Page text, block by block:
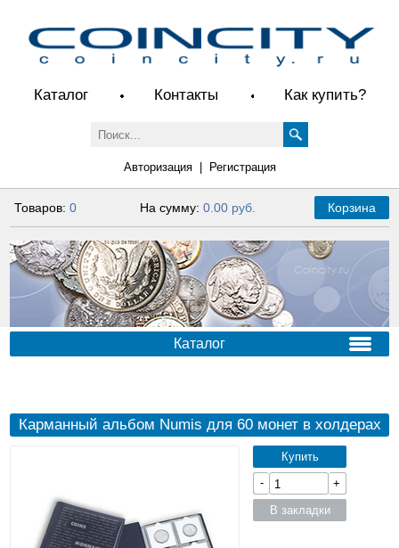
Каталог Контакты Как купить?
Авторизация| Регистрация
Товаров:0 На сумму: 0.00 руб. Корзина
Каталог
Карманный альбом Numis для 60 монет в холдерах
Купить
-
+
В закладки